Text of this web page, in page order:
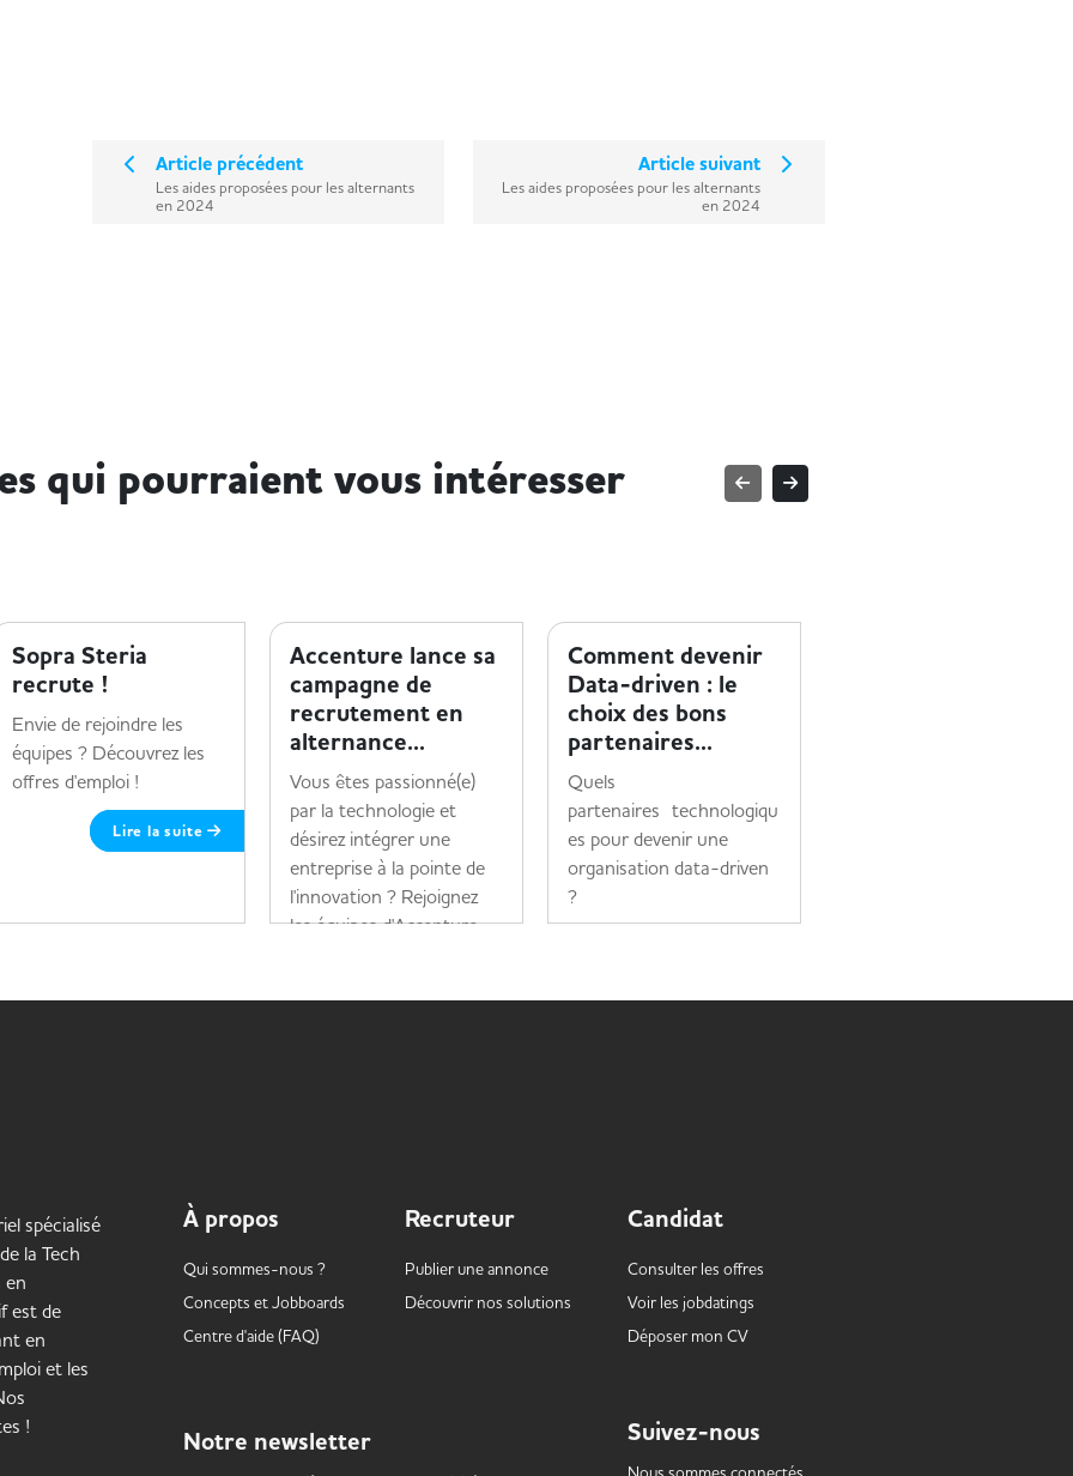
Article précédent
Les aides proposées pour les alternants
en 2024
Article suivant
Les aides proposées pour les alternants
en 2024
qui pourraient vous intéresser
Sopra Steria
recrute !
Envie de rejoindre les
équipes ? Découvrez les
offres d'emploi !
Lire la suite
Accenture lance sa
campagne de
recrutement en
alternance...
Vous êtes passionné(e)
par la technologie et
désirez intégrer une
entreprise à la pointe de
l'innovation ? Rejoignez
les équipes d'Accenture...
Comment devenir
Data-driven : le
choix des bons
partenaires...
Quels
partenaires technologiqu
es pour devenir une
organisation data-driven
?
spécialisé
la Tech
en
est de
en
et les
!
À propos
Qui sommes-nous ?
Concepts etJobboards
Centre d'aide (FAQ)
Recruteur
Publier une annonce
Découvrir nos solutions
Candidat
Consulter les offres
Voir les jobdatings
Déposer mon CV
Notre newsletter Suivez-nous